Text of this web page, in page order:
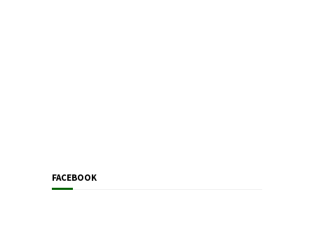
FACEBOOK